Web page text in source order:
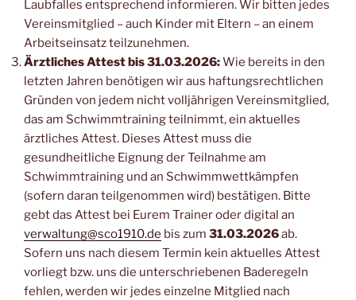
Laubfalles entsprechend informieren. Wir bitten jedes
Vereinsmitglied – auch Kinder mit Eltern – an einem
Arbeitseinsatz teilzunehmen.
Ärztliches Attest bis 31.03.2026:Wie bereits in den
letzten Jahren benötigen wir aus haftungsrechtlichen
Gründen von jedem nicht volljährigen Vereinsmitglied,
das am Schwimmtraining teilnimmt, ein aktuelles
ärztliches Attest. Dieses Attest muss die
gesundheitliche Eignung der Teilnahme am
Schwimmtraining und an Schwimmwettkämpfen
(sofern daran teilgenommen wird) bestätigen. Bitte
gebt das Attest bei Eurem Trainer oder digital an
verwaltung@sco1910.de bis zum 31.03.2026ab.
Sofern uns nach diesem Termin kein aktuelles Attest
vorliegt bzw. uns die unterschriebenen Baderegeln
fehlen, werden wir jedes einzelne Mitglied nach